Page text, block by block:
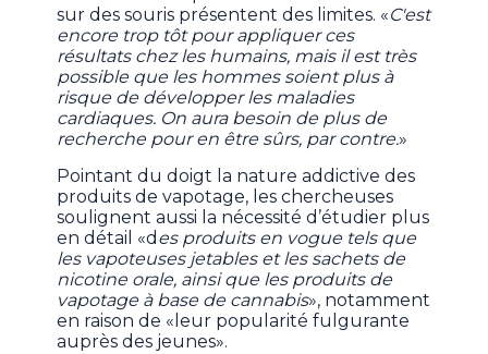
sur des souris présentent des limites. «C'est
encore trop tôt pour appliquer ces
résultats chez les humains, mais il est très
possible que les hommes soient plus à
risque de développer les maladies
cardiaques. On aura besoin de plus de
recherche pour en être sûrs, par contre.»
Pointant du doigt la nature addictive des
produits de vapotage, les chercheuses
soulignent aussi la nécessité d’étudier plus
en détail «d es produits en vogue tels que
les vapoteuses jetables et les sachets de
nicotine orale, ainsi que les produits de
vapotage à base de cannabis», notamment
en raison de «leur popularité fulgurante
auprès des jeunes».